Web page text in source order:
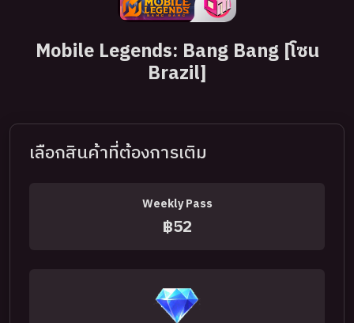
Mobile Legends: Bang Bang [โซน
Brazil]
เลือกสินค้าที่ต้องการเติม
Weekly Pass
฿52